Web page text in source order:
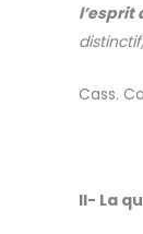
l’esprit
Cass.
II- La